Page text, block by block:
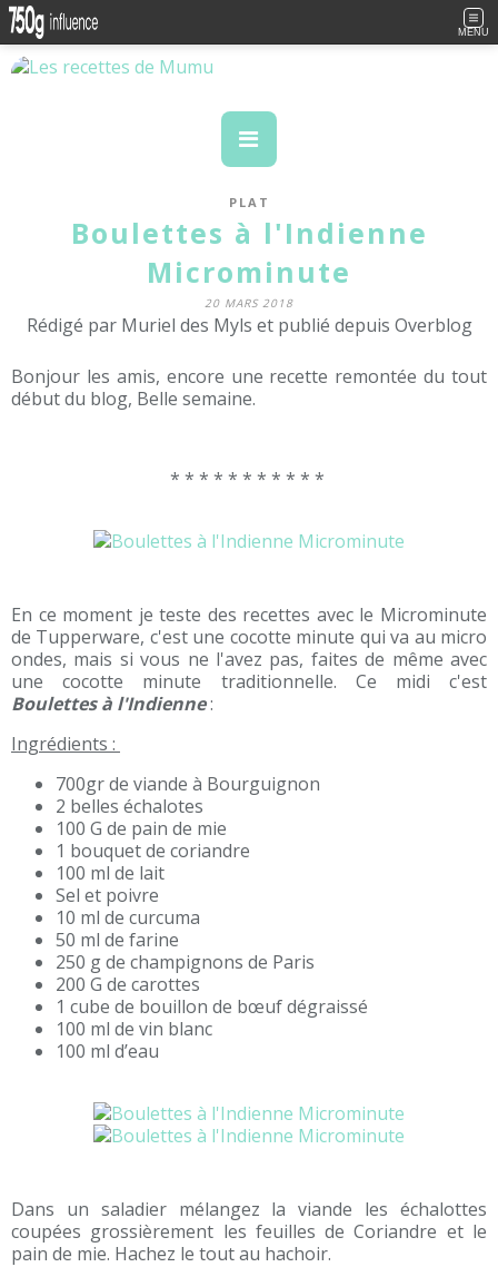
MENU
PLAT
Boulettes à l'Indienne
Microminute
20 MARS 2018
Rédigé par Muriel des Myls et publié depuis Overblog
Bonjour les amis, encore une recette remontée du tout
début du blog, Belle semaine.
* * * * * * * * * * *
En ce moment je teste des recettes avec le Microminute
de Tupperware, c'est une cocotte minute qui va au micro
ondes, mais si vous ne l'avez pas, faites de même avec
une cocotte minute traditionnelle. Ce midi c'est
Boulettes à l'Indienne:
Ingrédients :
700gr de viande à Bourguignon
2 belles échalotes
100 G de pain de mie
1 bouquet de coriandre
100 ml de lait
Sel et poivre
10 ml de curcuma
50 ml de farine
250 g de champignons de Paris
200 G de carottes
1 cube de bouillon de bœuf dégraissé
100 ml de vin blanc
100 ml d’eau
Dans un saladier mélangez la viande les échalottes
coupées grossièrement les feuilles de Coriandre et le
pain de mie. Hachez le tout au hachoir.